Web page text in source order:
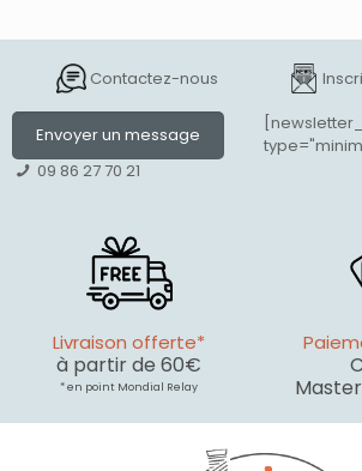
Contactez-nous
Envoyer un message
09 86 27 70 21
Livraison offerte*
à partir de 60€
* en point Mondial Relay